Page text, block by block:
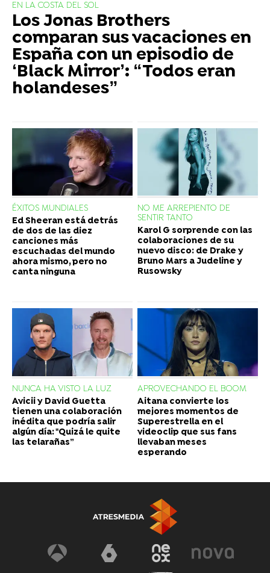
EN LA COSTA DEL SOL
Los Jonas Brothers
comparan sus vacaciones en
España con un episodio de
‘Black Mirror’: “Todos eran
holandeses”
ÉXITOS MUNDIALES
Ed Sheeran está detrás
de dos de las diez
canciones más
escuchadas del mundo
ahora mismo, pero no
canta ninguna
NO ME ARREPIENTO DE
SENTIR TANTO
Karol G sorprende con las
colaboraciones de su
nuevo disco: de Drake y
Bruno Mars a Judeline y
Rusowsky
NUNCA HA VISTO LA LUZ
Avicii y David Guetta
tienen una colaboración
inédita que podría salir
algún día: "Quizá le quite
las telarañas”
APROVECHANDO EL BOOM
Aitana convierte los
mejores momentos de
Superestrella en el
videoclip que sus fans
llevaban meses
esperando